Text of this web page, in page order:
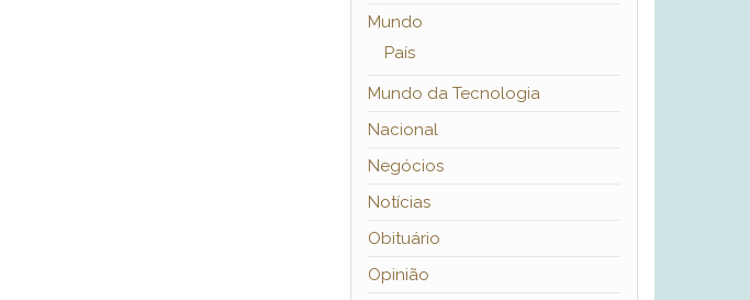
Mundo
País
Mundo da Tecnologia
Nacional
Negócios
Notícias
Obituário
Opinião